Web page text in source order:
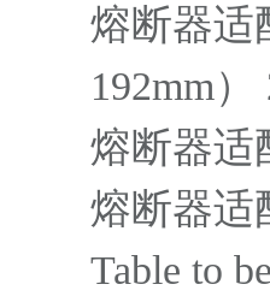
熔断器适
192mm）
熔断器适
熔断器适
Table to